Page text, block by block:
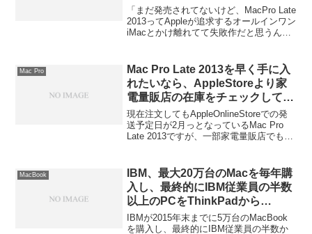
それほど変わらないし、そもそも
コンセプトが違うでしょ？」
「まだ発売されてないけど、MacPro Late
2013ってAppleが追求するオールインワン
iMacとかけ離れてて失敗作だと思うんだ
というデザインを取った」や「そもそも
iMacとMacProではコンセプトが違う」な
ど様々な意見が飛び交って話題になって
いるようだ。詳細は以下から。
Mac Pro
Mac Pro Late 2013を早く手に入
れたいなら、AppleStoreより家
電量販店の在庫をチェックしてお
いたほうが良さそう。
現在注文してもAppleOnlineStoreでの発
送予定日が2月っとなっているMac Pro
Late 2013ですが、一部家電量販店でも販
売しているそうなので「早くMac Pro
Late 2013を手に入れたい」方や「2月ま
で待っていられない！」という方はちょ
こちょこチェックするとAppleStoreより
早く購入できるかもしれません。詳細は
以下から。
MacBook
IBM、最大20万台のMacを毎年購
入し、最終的にIBM従業員の半数
以上のPCをThinkPadから
MacBookへ変更する見込み。
IBMが2015年末までに5万台のMacBook
を購入し、最終的にIBM従業員の半数か